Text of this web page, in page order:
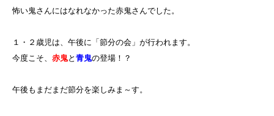
怖い鬼さんにはなれなかった赤鬼さんでした。
１・２歳児は、午後に「節分の会」が行われます。
今度こそ、 赤鬼と 青鬼の登場！？
午後もまだまだ節分を楽しみま～す。